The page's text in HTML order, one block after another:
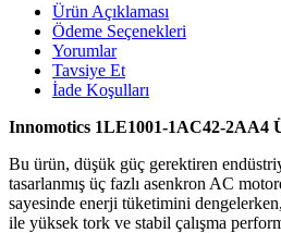
Ürün Açıklaması
Ödeme Seçenekleri
Yorumlar
Tavsiye Et
İade Koşulları
Innomotics 1LE1001-1AC42-2AA4
Bu ürün, düşük güç gerektiren
tasarlanmış üç fazlı asenkron AC
sayesinde enerji tüketimini
ile yüksek tork ve stabil çalışma